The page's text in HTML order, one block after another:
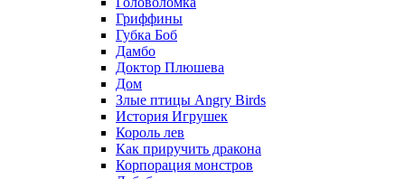
Гриффины
Губка Боб
Дамбо
Доктор Плюшева
Дом
Злые птицы Angry Birds
История Игрушек
Король лев
Как приручить дракона
Корпорация монстров